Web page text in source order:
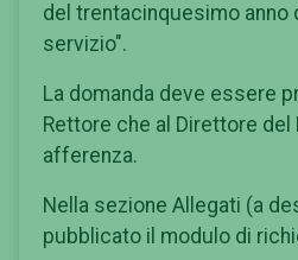
del trentacinquesimo anno
servizio".
La domanda deve essere
Rettore che al Direttore del
afferenza.
Nella sezione Allegati (a
pubblicato il modulo di